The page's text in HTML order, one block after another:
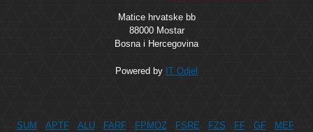
Matice hrvatske bb
88000 Mostar
Bosna i Hercegovina
Powered by IT Odjel
SUM APTF ALU FARF FPMOZ FSRE FZS FF GF
MEF